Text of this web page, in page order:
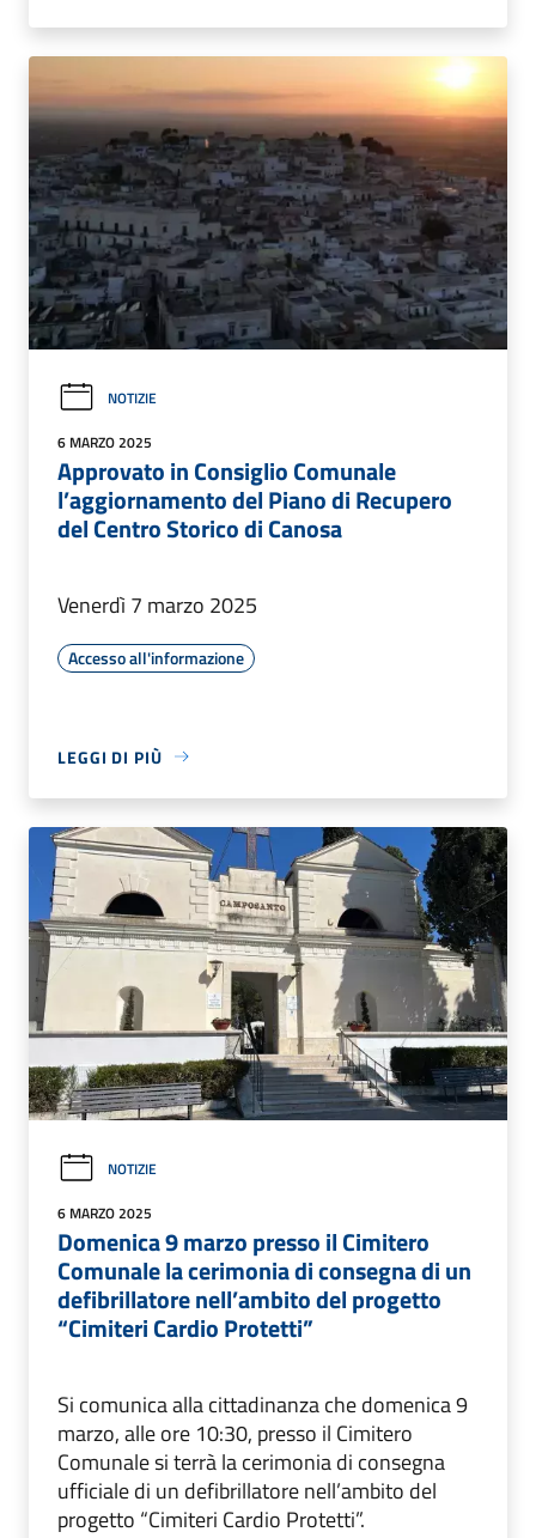
NOTIZIE
6 MARZO 2025
Approvato in Consiglio Comunale
l’aggiornamento del Piano di Recupero
del Centro Storico di Canosa
Venerdì 7 marzo 2025
Accesso all'informazione
LEGGI DI PIÙ
NOTIZIE
6 MARZO 2025
Domenica 9 marzo presso il Cimitero
Comunale la cerimonia di consegna di un
defibrillatore nell’ambito del progetto
“Cimiteri Cardio Protetti”
Si comunica alla cittadinanza che domenica 9
marzo, alle ore 10:30, presso il Cimitero
Comunale si terrà la cerimonia di consegna
ufficiale di un defibrillatore nell’ambito del
progetto “Cimiteri Cardio Protetti”.